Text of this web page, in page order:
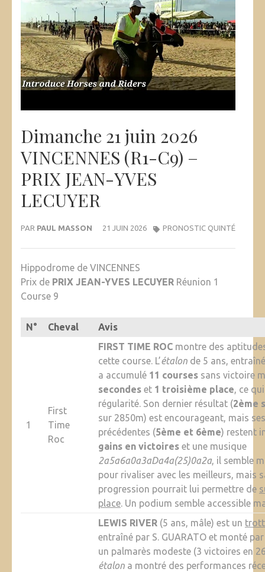
Dimanche 21 juin 2026
VINCENNES (R1-C9) –
PRIX JEAN-YVES
LECUYER
PAR PAUL MASSON 21 JUIN 2026 PRONOSTIC QUINTÉ
Hippodrome de VINCENNES
Prix de PRIX JEAN-YVES LECUYER Réunion 1
Course 9
N° Cheval Avis
1
First
Time
Roc
FIRST TIME ROCmontre des
cette course. L’étalonde 5 ans,
a accumulé 11 coursessans victoire
secondeset 1 troisième place, ce
régularité. Son dernier résultat (2ème
sur 2850m) est encourageant, mais
précédentes (5ème et 6ème) restent
gains en victoireset une musique
2a5a6a0a3aDa4a(25)0a2a, il semble
pour rivaliser avec les meilleurs, mais
progression pourrait lui permettre de
place. Un podium semble accessible
LEWIS RIVER(5 ans, mâle) est un
entraîné par S. GUARATO et monté par
un palmarès modeste (3 victoires en
étalona montré des performances